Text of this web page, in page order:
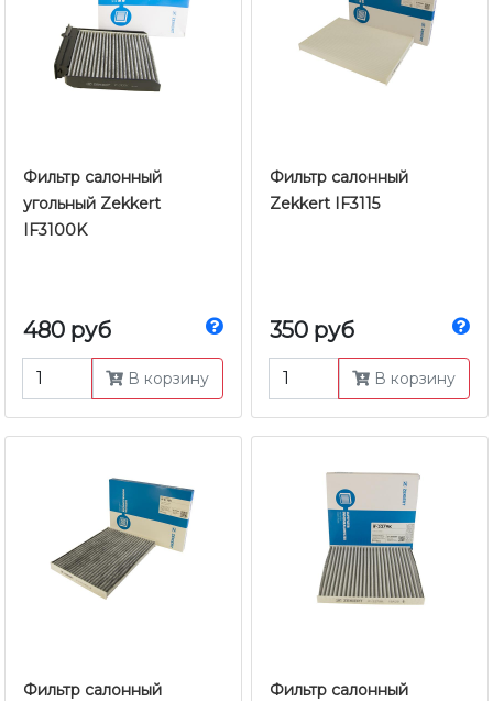
Фильтр салонный
угольный Zekkert
IF3100K
480 руб
В корзину
Фильтр салонный
Zekkert IF3115
350 руб
В корзину
Фильтр салонный
Фильтр салонный